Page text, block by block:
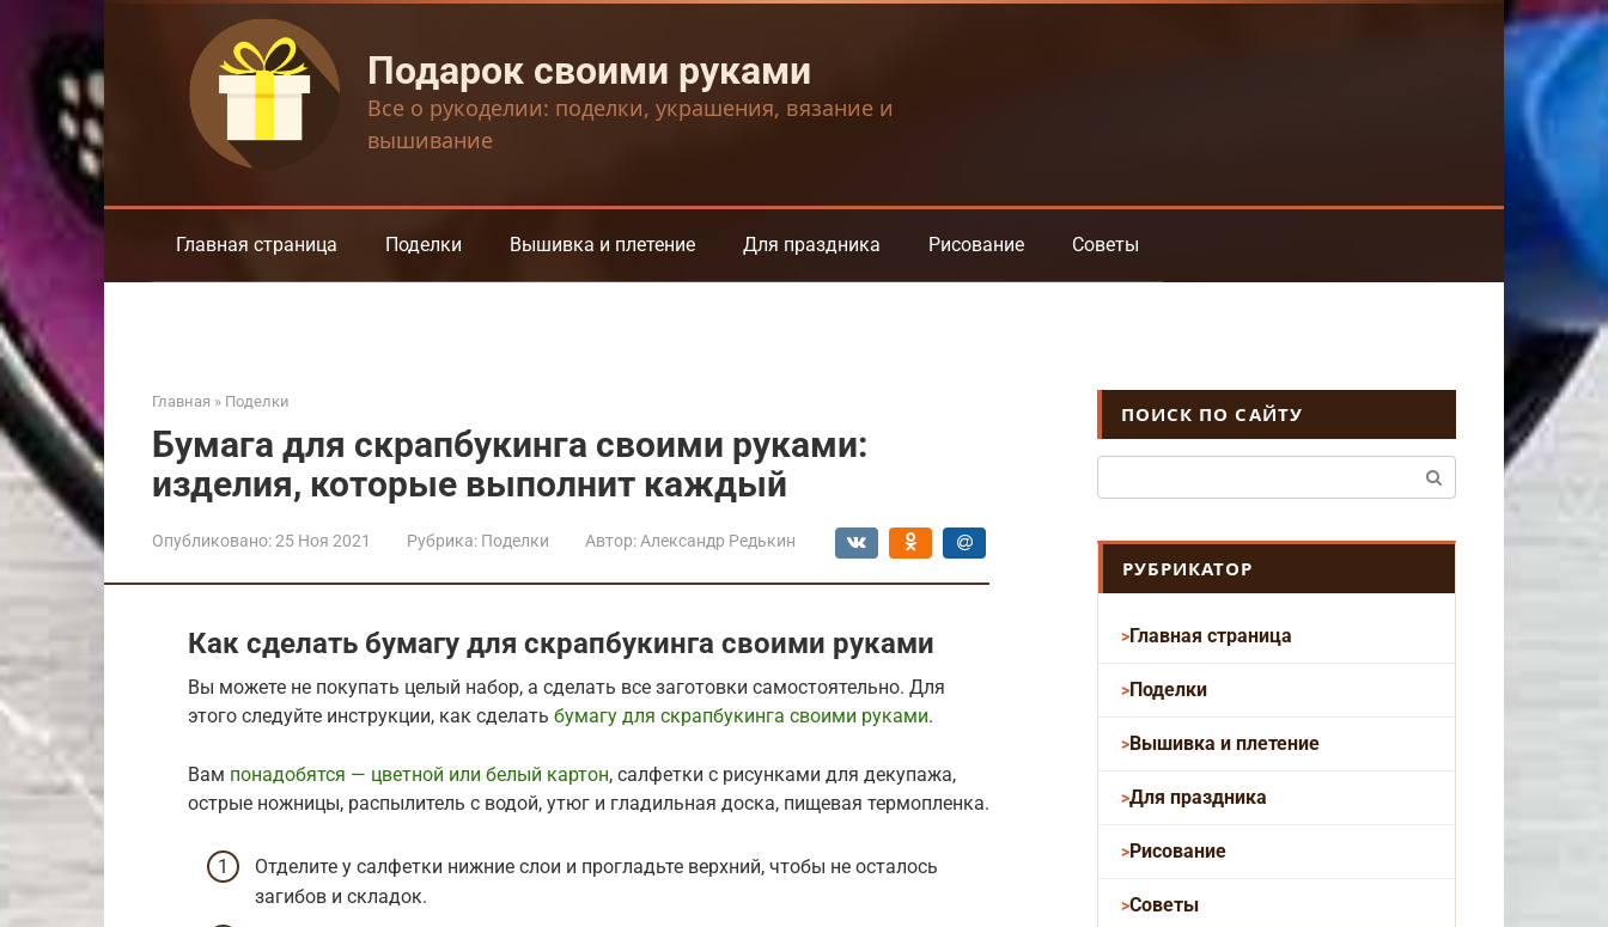
контенту
Подарок своими руками
Все о рукоделии: поделки, украшения, вязание и
вышивание
Главная страница Поделки Вышивка и плетение Для праздника Рисование Советы
Главная » Поделки
Бумага для скрапбукинга своими руками:
изделия, которые выполнит каждый
Опубликовано:25 Ноя 2021 Рубрика: Поделки Автор: Александр Редькин
Как сделать бумагу для скрапбукинга своими руками
Вы можете не покупать целый набор, а сделать все заготовки самостоятельно. Для
этого следуйте инструкции, как сделать бумагу для скрапбукинга своими руками.
Вам понадобятся — цветной или белый картон, салфетки с рисунками для декупажа,
острые ножницы, распылитель с водой, утюг и гладильная доска, пищевая термопленка.
Отделите у салфетки нижние слои и прогладьте верхний, чтобы не осталось
загибов и складок.
ПОИСК ПО САЙТУ
РУБРИКАТОР
Главная страница
Поделки
Вышивка и плетение
Для праздника
Рисование
Советы